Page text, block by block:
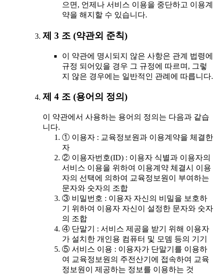
으면, 언제나 서비스 이용을 중단하고 이용계
약을 해지할 수 있습니다.
제 3 조 (약관외 준칙)
이 약관에 명시되지 않은 사항은 관계 법령에
규정 되어있을 경우 그 규정에 따르며, 그렇
지 않은 경우에는 일반적인 관례에 따릅니다.
제 4 조 (용어의 정의)
이 약관에서 사용하는 용어의 정의는 다음과 같습
니다.
① 이용자 : 교육정보원과 이용계약을 체결한
자
② 이용자번호(ID) : 이용자 식별과 이용자의
서비스 이용을 위하여 이용계약 체결시 이용
자의 선택에 의하여 교육정보원이 부여하는
문자와 숫자의 조합
③ 비밀번호 : 이용자 자신의 비밀을 보호하
기 위하여 이용자 자신이 설정한 문자와 숫자
의 조합
④ 단말기 : 서비스 제공을 받기 위해 이용자
가 설치한 개인용 컴퓨터 및 모뎀 등의 기기
⑤ 서비스 이용 : 이용자가 단말기를 이용하
여 교육정보원의 주전산기에 접속하여 교육
정보원이 제공하는 정보를 이용하는 것